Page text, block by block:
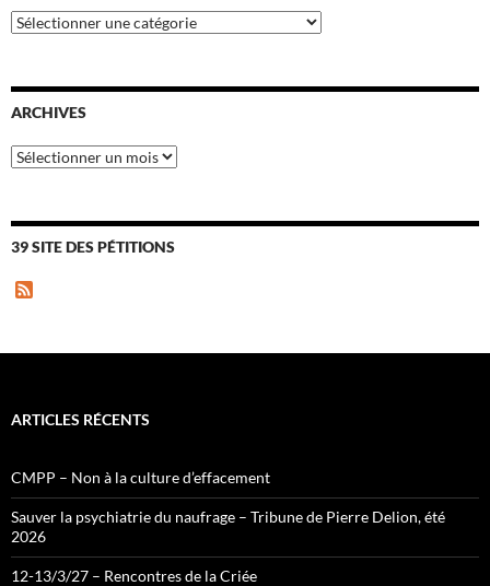
Catégories
ARCHIVES
Archives
39 SITE DES PÉTITIONS
ARTICLES RÉCENTS
CMPP – Non à la culture d’effacement
Sauver la psychiatrie du naufrage – Tribune de Pierre Delion, été
2026
12-13/3/27 – Rencontres de la Criée